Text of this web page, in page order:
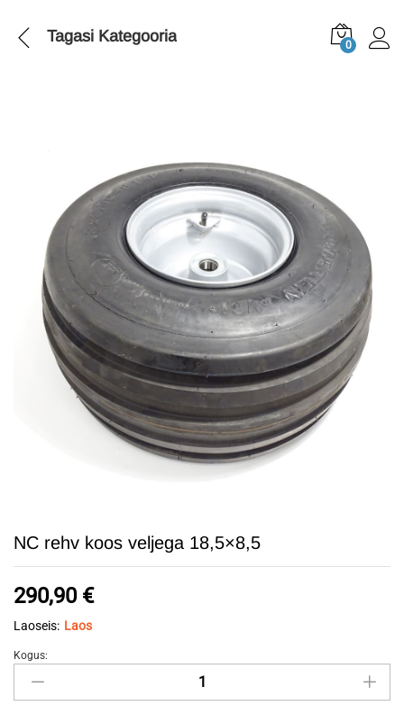
Tagasi Kategooria 0
NC rehv koos veljega 18,5×8,5
290,90 €
Laoseis: Laos
NC
rehv
Kogus: